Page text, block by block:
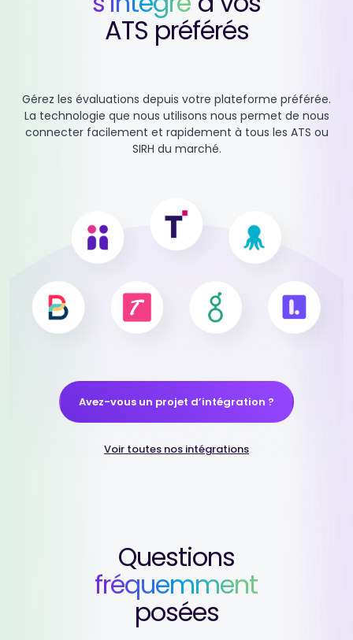
ATS préférés
Gérez les évaluations depuis votre plateforme préférée.
La technologie que nous utilisons nous permet de nous
connecter facilement et rapidement à tous les ATS ou
SIRH du marché.
Avez-vous un projet d’intégration ?
Voir toutes nos intégrations
Questions
fréquemment
posées